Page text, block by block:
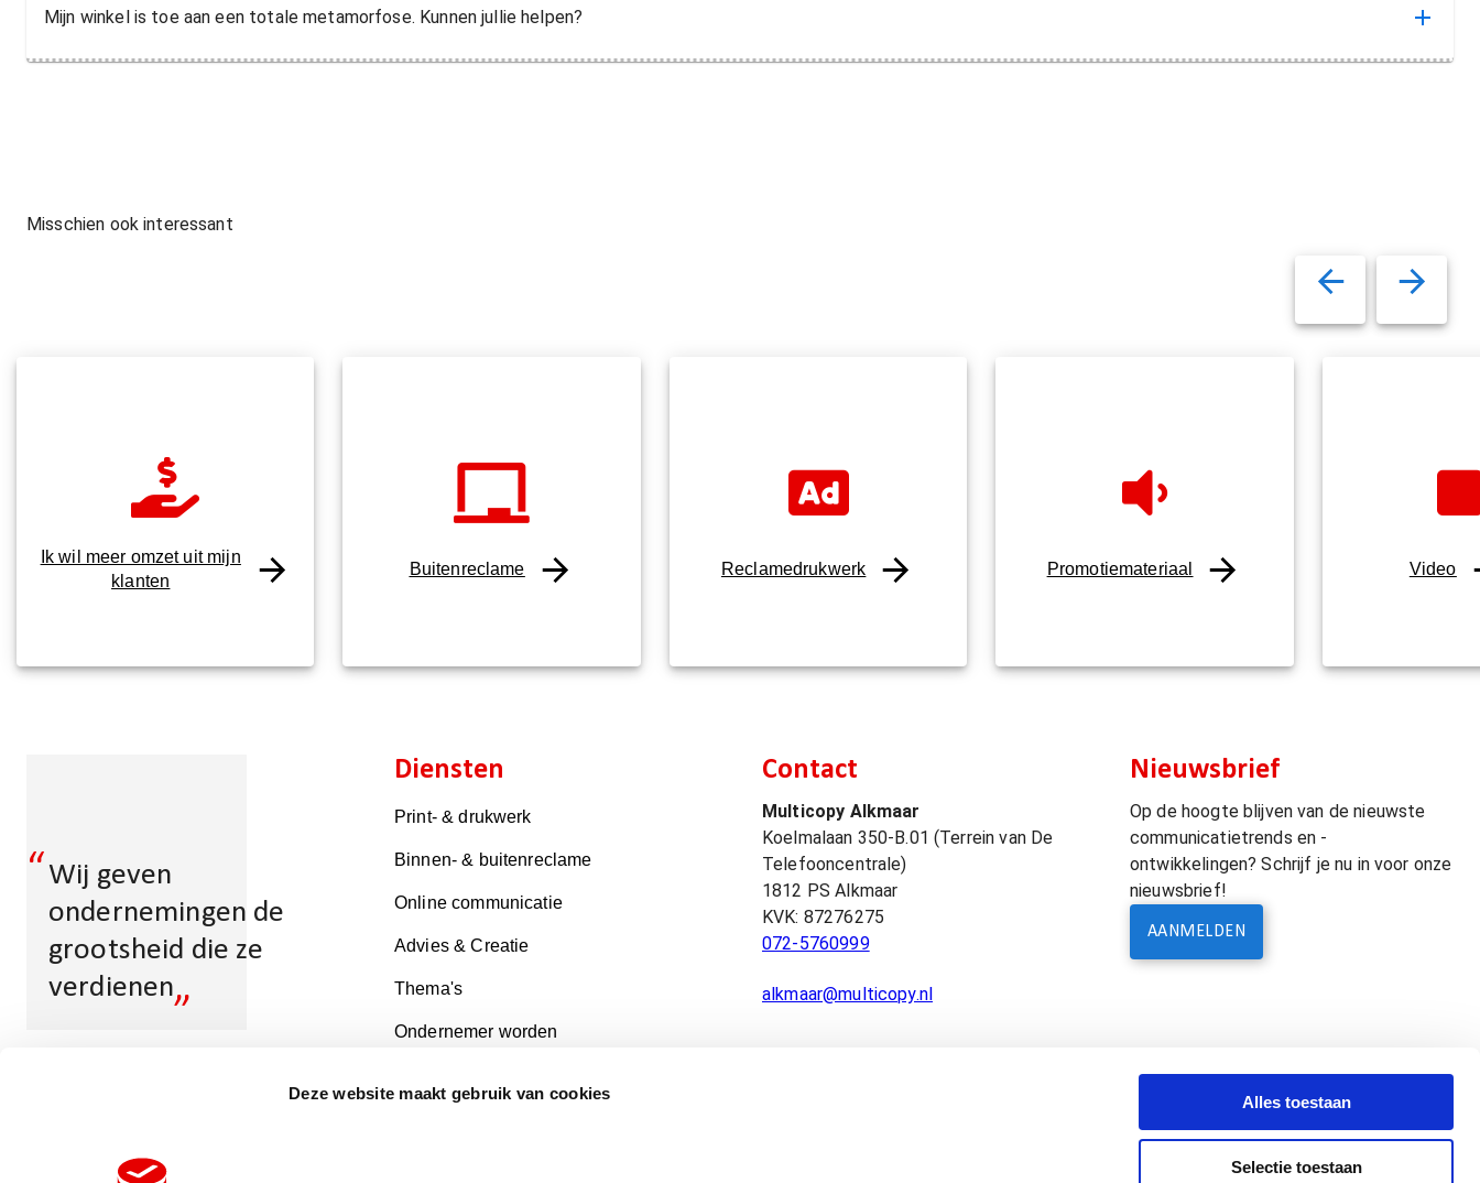
Deze website maakt gebruik van cookies Alles toestaan
Selectie toestaan
Mijn winkel is toe aan een totale metamorfose. Kunnen jullie helpen?
Misschien ook interessant
Ik wil meer omzet uit mijn
klanten
Buitenreclame Reclamedrukwerk Promotiemateriaal Video
“ Wij geven
ondernemingen de
grootsheid die ze
verdienen„
Diensten
Print- & drukwerk
Binnen- & buitenreclame
Online communicatie
Advies & Creatie
Thema's
Ondernemer worden
Contact
Multicopy Alkmaar
Koelmalaan 350-B.01 (Terrein van De
Telefooncentrale)
1812 PS Alkmaar
KVK: 87276275
072-5760999
alkmaar@multicopy.nl
Nieuwsbrief
Op de hoogte blijven van de nieuwste
communicatietrends en -
ontwikkelingen? Schrijf je nu in voor onze
nieuwsbrief!
AANMELDEN